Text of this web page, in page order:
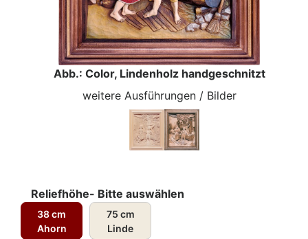
Abb.: Color, Lindenholz handgeschnitzt
weitere Ausführungen / Bilder
Reliefhöhe- Bitte auswählen
38 cm
Ahorn
75 cm
Linde